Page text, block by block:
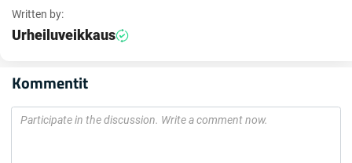
Written by:
Urheiluveikkaus
Kommentit